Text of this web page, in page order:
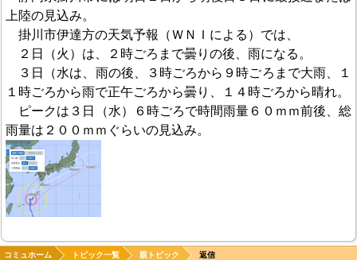
上陸の見込み。
掛川市伊達方の天気予報（ＷＮＩによる）では、
２日（火）は、２時ごろまで曇りの後、雨になる。
３日（水は、雨の後、３時ごろから９時ごろまで大雨、１
１時ごろから雨で正午ごろから曇り、１４時ごろから晴れ。
ピークは３日（水）６時ごろで時間雨量６０ｍｍ前後、総
雨量は２００ｍｍぐらいの見込み。
コミュホーム トピック一覧 親トピック 返信